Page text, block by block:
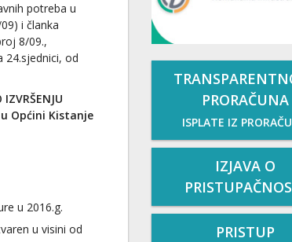
potreba u
i članka
8/09.,
24.sjednici, od
IZVRŠENJU
Općini Kistanje
u 2016.g.
u visini od
PRORAČUNA
ISPLATE IZ
IZJAVA O
PRISTUP